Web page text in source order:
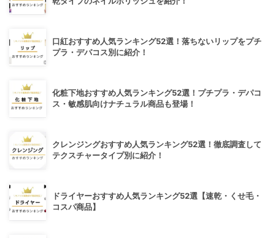
口紅おすすめ人気ランキング52選！落ちないリップをプチ
プラ・デパコス別に紹介！
化粧下地おすすめ人気ランキング52選！プチプラ・デパコ
ス・敏感肌向けナチュラル商品も登場！
クレンジングおすすめ人気ランキング52選！徹底調査して
テクスチャータイプ別に紹介！
ドライヤーおすすめ人気ランキング52選【速乾・くせ毛・
コスパ商品】